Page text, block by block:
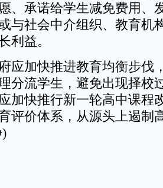
、承诺给学生减免费用、
与社会中介组织、教育机
利益。
加快推进教育均衡步伐
分流学生，避免出现择校
加快推行新一轮高中课程
评价体系，从源头上遏制